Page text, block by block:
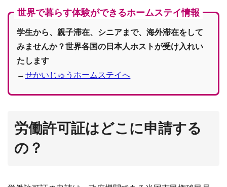
世界で暮らす体験ができるホームステイ情報
学生から、親子滞在、シニアまで、海外滞在をして
みませんか？世界各国の日本人ホストが受け入れい
たします
→せかいじゅうホームステイへ
労働許可証はどこに申請する
の？